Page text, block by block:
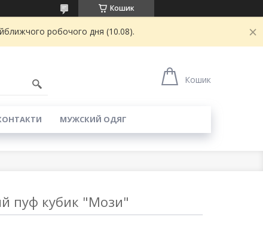
Кошик
робочого дня (10.08).
Кошик
МУЖСКИЙ ОДЯГ
пуф кубик "Мози"